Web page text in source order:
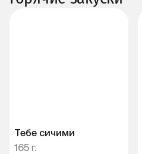
Тебе сичими
165 г.